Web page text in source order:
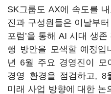
SK그룹도 AX에 속도를
진과 구성원들은 이날부터
포럼’을 통해 AI시대 생존
행 방안을 모색할 예정입
년 6월 주요 경영진이 모
경영 환경을 점검하고, 8
미래 사업 방향에 대한 논